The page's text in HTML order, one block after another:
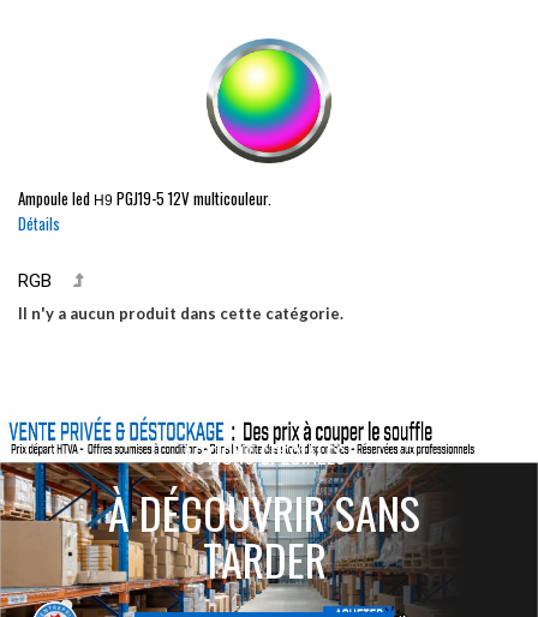
Ampoule led H9 PGJ19-5 12V multicouleur.
Détails
RGB
Il n'y a aucun produit dans cette catégorie.
ACTIONS SPÉCIALES
À DÉCOUVRIR SANS
TARDER